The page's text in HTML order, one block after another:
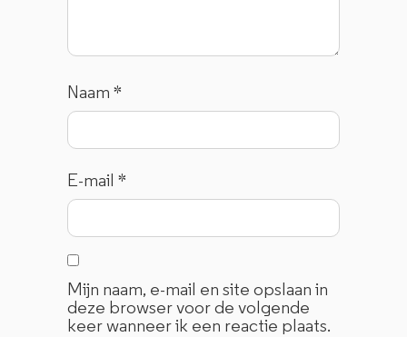
Naam*
E-mail*
Mijn naam, e-mail en site opslaan in
deze browser voor de volgende
keer wanneer ik een reactie plaats.